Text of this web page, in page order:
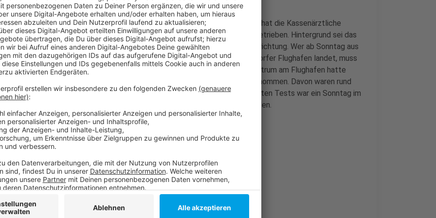
Morgen (31. Oktober 2020) ist letzter Test-Tag im Terminal. Das hat die Kassenärztliche
Vereinigung nun bekannt gegeben. Sie hatte das Test-Zentrum betrieben. Hintergrund sei das
Ende des Engagements des Landes NRW beim Betrieb dieser Einrichtung. Wer ab Sonntag aus
einem ausländischen Risikogebiet zurück kommt und am Düsseldorfer Flughafen landet, muss
sich später selber um einen Corona-Test bemühen. Das Test-Zentrum am Flughafen hatte
Ende Juli aufgemacht, seitdem wurden rund 90.000 Abstriche genommen. Davon waren rund
1.200 positiv – etwas mehr als 1,3 Prozent. Der Tag mit den meisten Tests war ein Sonntag im
August. Am Tag vorher war Spanien zum Risikogebiet erklärt worden.
Weitere Infos und Links zum Thema:
Hier informiert der Flughafen!
Infos zum Testzentrum!
Düsseldorf: Flughafen stemmt sich gegen Krise!